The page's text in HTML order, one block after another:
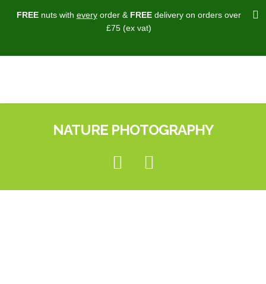
NATURE PHOTOGRAPHY
FREEnuts with everyorder & FREEdelivery on orders over
£75 (ex vat)